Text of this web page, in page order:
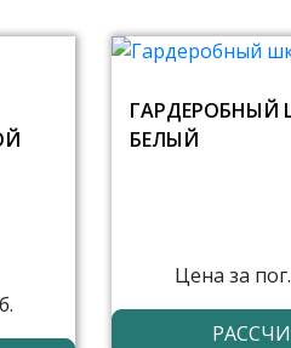
ГАРДЕРОБНЫЙ
БЕЛЫЙ
Цена за